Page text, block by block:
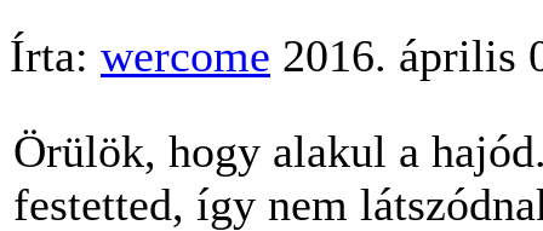
Írta: wercome 2016. április
Örülök, hogy alakul a
festetted, így nem